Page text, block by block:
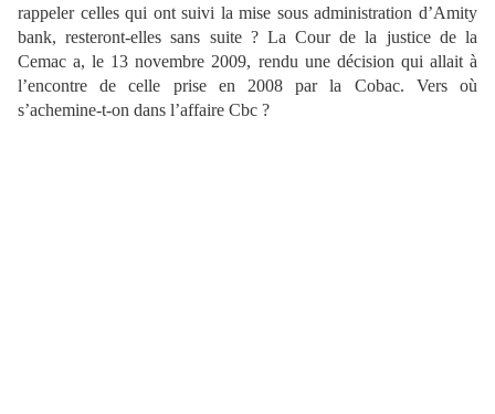
rappeler celles qui ont suivi la mise sous administration d’Amity
bank, resteront-elles sans suite ? La Cour de la justice de la
Cemac a, le 13 novembre 2009, rendu une décision qui allait à
l’encontre de celle prise en 2008 par la Cobac. Vers où
s’achemine-t-on dans l’affaire Cbc ?